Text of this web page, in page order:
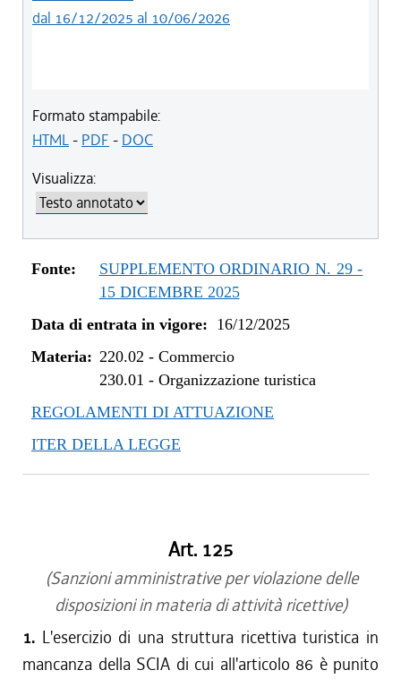
dal 16/12/2025 al 10/06/2026
Formato stampabile:
HTML- PDF - DOC
Visualizza:
Fonte:
SUPPLEMENTO ORDINARIO N. 29 -
15 DICEMBRE 2025
Data di entrata in vigore: 16/12/2025
Materia: 220.02 - Commercio
230.01 - Organizzazione turistica
REGOLAMENTI DI ATTUAZIONE
ITER DELLA LEGGE
Art. 125
(Sanzioni amministrative per violazione delle
disposizioni in materia di attività ricettive)
1. L'esercizio di una struttura ricettiva turistica in
mancanza della SCIA di cui all'articolo 86 è punito